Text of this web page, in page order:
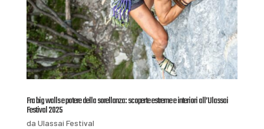
Fra big walls e potere della sorellanza: scoperte estreme e interiori all’Ulassai
Festival 2025
da Ulassai Festival